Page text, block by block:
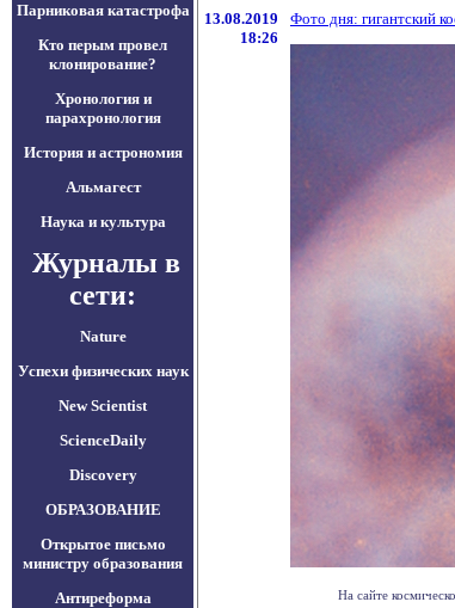
Парниковая катастрофа
Кто перым провел
клонирование?
Хронология и
парахронология
История и астрономия
Альмагест
Наука и культура
Журналы в
сети:
Nature
Успехи физических наук
New Scientist
ScienceDaily
Discovery
ОБРАЗОВАНИЕ
Открытое письмо
министру образования
Антиреформа
13.08.2019
18:26
Фото дня: гигантский
На сайте